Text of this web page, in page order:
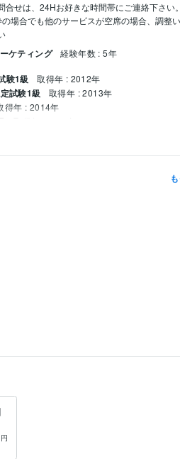
合せは、24Hお好きな時間帯にご連絡下さい
場合でも他のサービスが空席の場合、調整
ケティング 経験年数 : 5年
験1級 取得年 : 2012年
試験1級 取得年 : 2013年
得年 : 2014年
円